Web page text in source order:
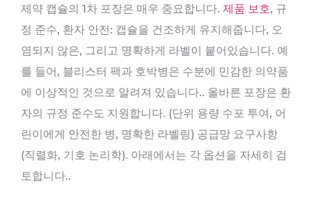
제약 캡슐의 1차 포장은 매우 중요합니다. 제품 보호, 규
정 준수, 환자 안전: 캡슐을 건조하게 유지해줍니다, 오
염되지 않은, 그리고 명확하게 라벨이 붙어있습니다. 예
를 들어, 블리스터 팩과 호박병은 수분에 민감한 의약품
에 이상적인 것으로 알려져 있습니다.. 올바른 포장은 환
자의 규정 준수도 지원합니다. (단위 용량 수포 투여, 어
린이에게 안전한 병, 명확한 라벨링) 공급망 요구사항
(직렬화, 기호 논리학). 아래에서는 각 옵션을 자세히 검
토합니다..